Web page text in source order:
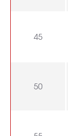
45
50